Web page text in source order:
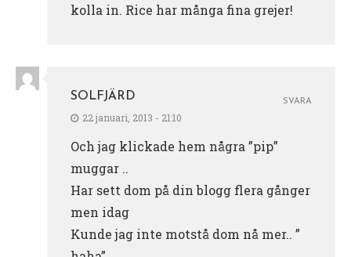
kolla in. Rice har många fina grejer!
SOLFJÄRD
22 januari, 2013 - 21:10
Och jag klickade hem några ”pip”
muggar ..
Har sett dom på din blogg flera gånger
men idag
Kunde jag inte motstå dom nå mer.. ”
SVARA